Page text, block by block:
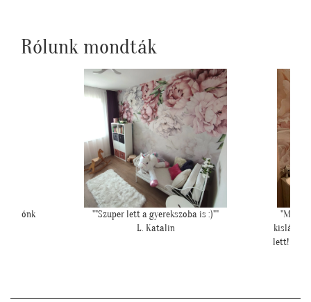
Rólunk mondták
"Még a nyáron rendeltem tőletek a születendő
kislányom szobájába egy posztert. Nagyon klassz